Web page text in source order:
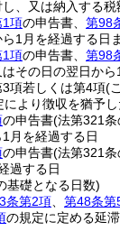
、又は納入する
1項の申告書、 第98
1月を経過する日
1項の申告書、 第98
その日の翌日か
項若しくは第4項(
により徴収を猶予
の申告書(法第321
月を経過する日
の申告書(法第321
過する日
基礎となる日数)
条第2項 第48条第
の規定に定める延